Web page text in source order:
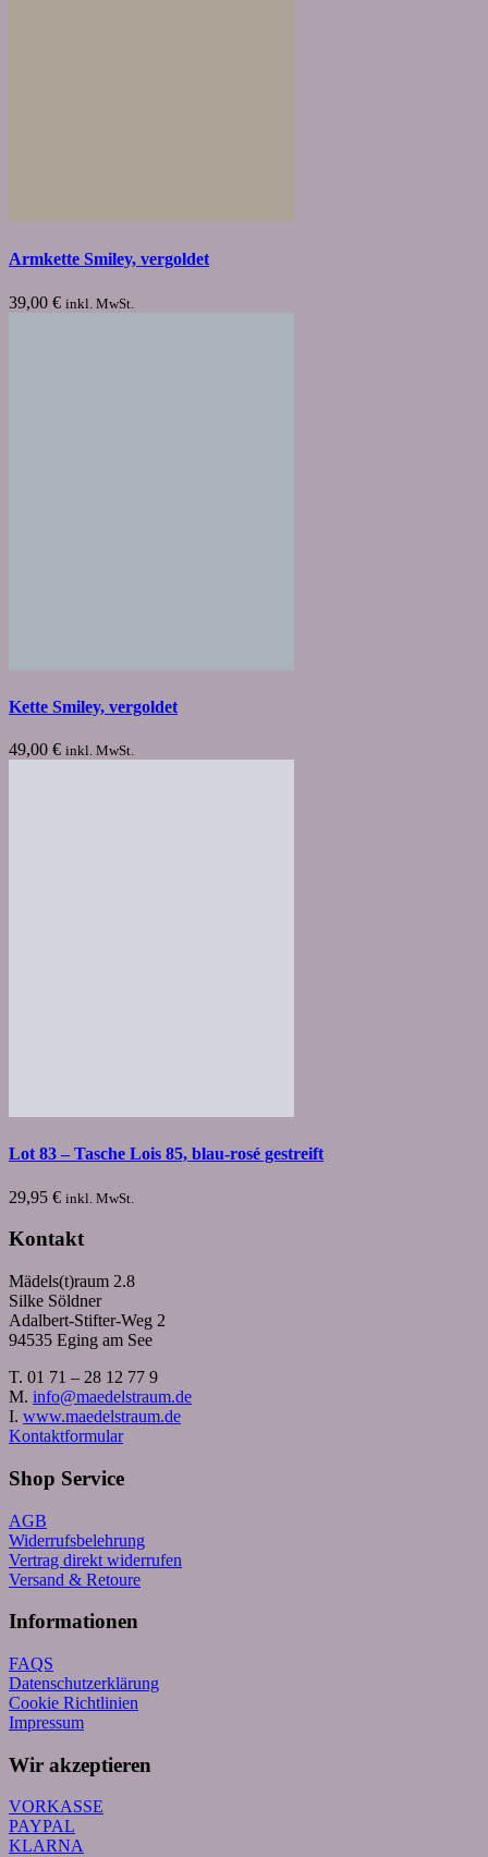
Armkette Smiley, vergoldet
39,00 € inkl. MwSt.
Kette Smiley, vergoldet
49,00 € inkl. MwSt.
Lot 83 – Tasche Lois 85, blau-rosé gestreift
29,95 € inkl. MwSt.
Kontakt
Mädels(t)raum 2.8
Silke Söldner
Adalbert-Stifter-Weg 2
94535 Eging am See
T. 01 71 – 28 12 77 9
M. info@maedelstraum.de
I. www.maedelstraum.de
Kontaktformular
Shop Service
AGB
Widerrufsbelehrung
Vertrag direkt widerrufen
Versand & Retoure
Informationen
FAQS
Datenschutzerklärung
Cookie Richtlinien
Impressum
Wir akzeptieren
VORKASSE
PAYPAL
KLARNA